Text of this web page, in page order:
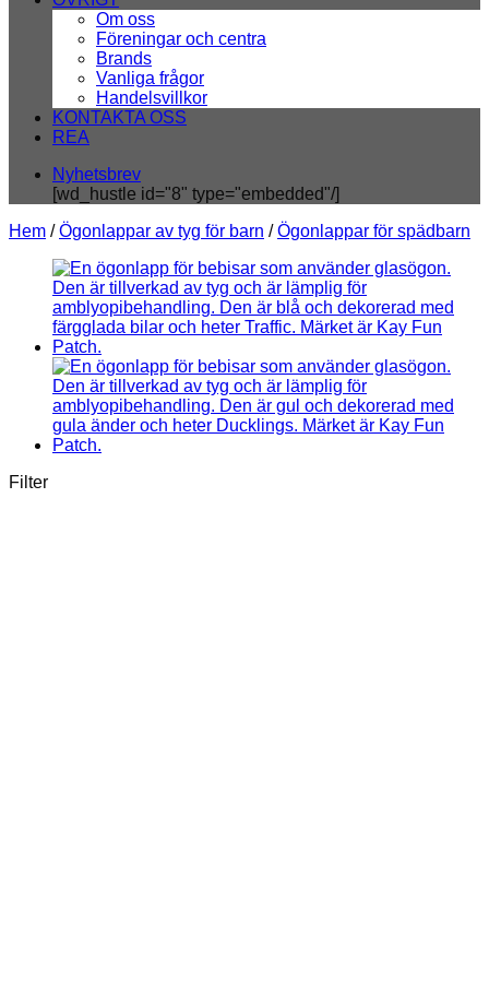
Om oss
Föreningar och centra
Brands
Vanliga frågor
Handelsvillkor
KONTAKTA OSS
REA
Nyhetsbrev
[wd_hustle id="8" type="embedded"/]
Hem / Ögonlappar av tyg för barn / Ögonlappar för spädbarn
Filter